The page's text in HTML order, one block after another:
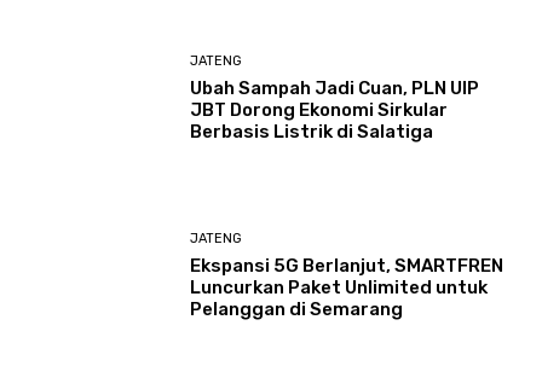
JATENG
Ubah Sampah Jadi Cuan, PLN UIP
JBT Dorong Ekonomi Sirkular
Berbasis Listrik di Salatiga
JATENG
Ekspansi 5G Berlanjut, SMARTFREN
Luncurkan Paket Unlimited untuk
Pelanggan di Semarang